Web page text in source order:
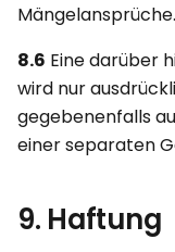
Mängelansprüche.
8.6 Eine darüber
wird nur
gegebenenfalls
einer separaten
9. Haftung